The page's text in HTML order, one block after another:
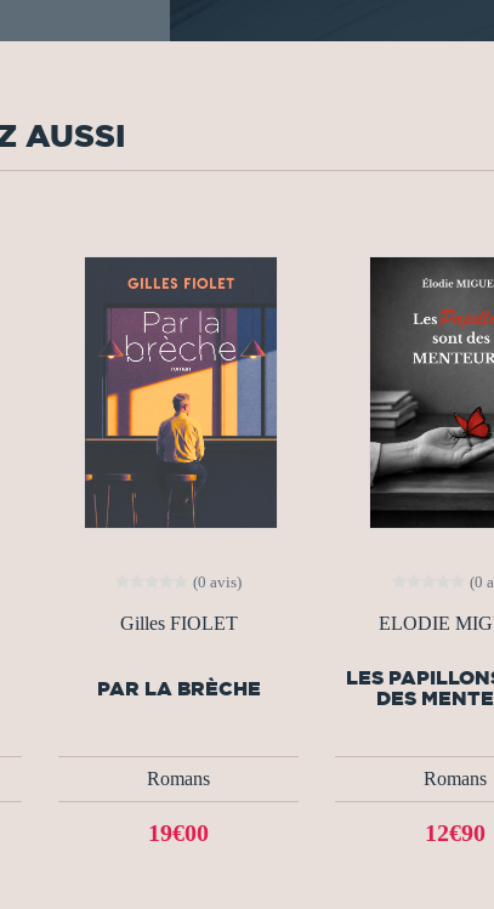
AUSSI
(0 avis)
Gilles FIOLET
PAR LA BRÈCHE
Romans
19€00
(0
ELODIE
LES
DES
Romans
12€90